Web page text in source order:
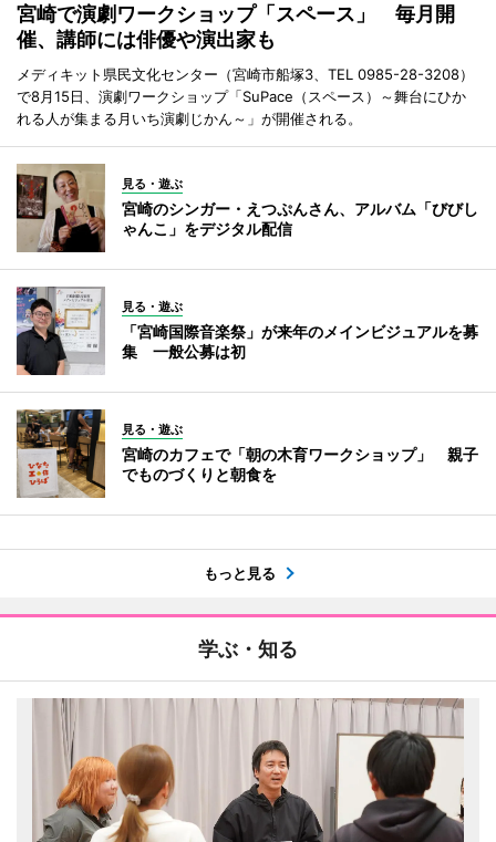
宮崎で演劇ワークショップ「スペース」 毎月開
催、講師には俳優や演出家も
メディキット県民文化センター（宮崎市船塚3、TEL 0985-28-3208）
で8月15日、演劇ワークショップ「SuPace（スペース）～舞台にひか
れる人が集まる月いち演劇じかん～」が開催される。
見る・遊ぶ
宮崎のシンガー・えつぷんさん、アルバム「びびし
ゃんこ」をデジタル配信
見る・遊ぶ
「宮崎国際音楽祭」が来年のメインビジュアルを募
集 一般公募は初
見る・遊ぶ
宮崎のカフェで「朝の木育ワークショップ」 親子
でものづくりと朝食を
もっと見る
学ぶ・知る